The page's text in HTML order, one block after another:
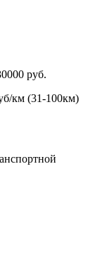
руб.
км (31-100км)